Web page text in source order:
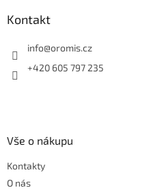
Kontakt
info@oromis.cz
+420 605 797 235
Vše o nákupu
Kontakty
O nás